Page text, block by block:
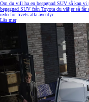
Om du vill ha en begagnad SUV så kan vi
begagnad SUV från Toyota du väljer så
redo för livets alla äventyr.
Läs mer